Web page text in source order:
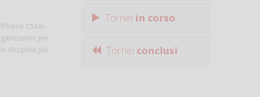
e CSAIn
per
discipline più
Tornei in corso
Tornei conclusi